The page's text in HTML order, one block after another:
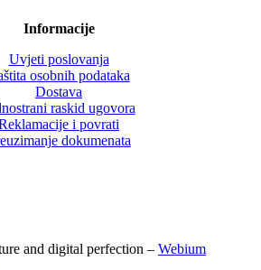
Informacije
Uvjeti poslovanja
osobnih podataka
Dostava
raskid ugovora
i povrati
dokumenata
and digital perfection – Webium